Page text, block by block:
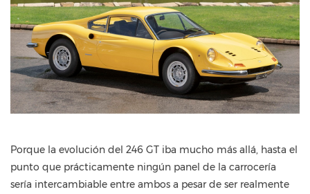
Porque la evolución del 246 GT iba mucho más allá, hasta el
punto que prácticamente ningún panel de la carrocería
sería intercambiable entre ambos a pesar de ser realmente